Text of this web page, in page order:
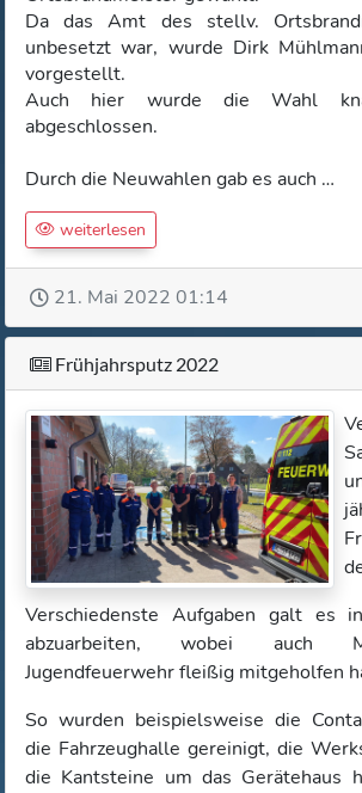
Da das Amt des stellv.
unbesetzt war, wurde Dirk
vorgestellt.
Auch hier wurde die Wahl
abgeschlossen.
Durch die Neuwahlen gab es auch …
weiterlesen
21. Mai 2022 01:14
Frühjahrsputz 2022
Verschiedenste Aufgaben galt es
abzuarbeiten, wobei auch
Jugendfeuerwehr fleißig mitgeholfen
So wurden beispielsweise die
die Fahrzeughalle gereinigt, die
die Kantsteine um das Gerätehaus